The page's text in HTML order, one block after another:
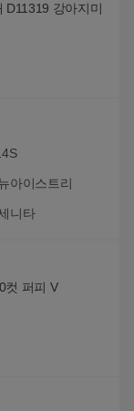
D11319 강아지미
아이스트리
니타
컷 퍼피 V